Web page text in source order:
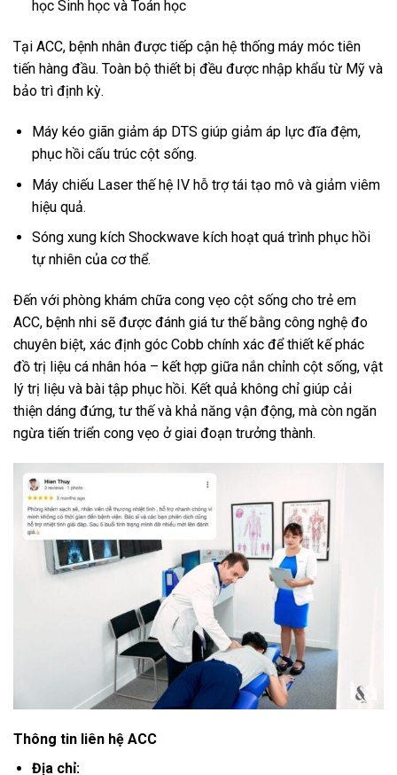
học Sinh học và Toán học
Tại ACC, bệnh nhân được tiếp cận hệ thống máy móc tiên
tiến hàng đầu. Toàn bộ thiết bị đều được nhập khẩu từ Mỹ và
bảo trì định kỳ.
Máy kéo giãn giảm áp DTS giúp giảm áp lực đĩa đệm,
phục hồi cấu trúc cột sống.
Máy chiếu Laser thế hệ IV hỗ trợ tái tạo mô và giảm viêm
hiệu quả.
Sóng xung kích Shockwave kích hoạt quá trình phục hồi
tự nhiên của cơ thể.
Đến với phòng khám chữa cong vẹo cột sống cho trẻ em
ACC, bệnh nhi sẽ được đánh giá tư thế bằng công nghệ đo
chuyên biệt, xác định góc Cobb chính xác để thiết kế phác
đồ trị liệu cá nhân hóa – kết hợp giữa nắn chỉnh cột sống, vật
lý trị liệu và bài tập phục hồi. Kết quả không chỉ giúp cải
thiện dáng đứng, tư thế và khả năng vận động, mà còn ngăn
ngừa tiến triển cong vẹo ở giai đoạn trưởng thành.
Thông tin liên hệ ACC
Địa chỉ: